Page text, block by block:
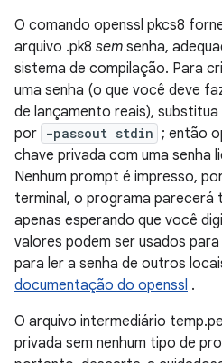
O comando openssl pkcs8
arquivo .pk8 sem senha,
sistema de compilação. Para
uma senha (o que você deve
de lançamento reais),
por -passout stdin ; então
chave privada com uma senha
Nenhum prompt é impresso,
terminal, o programa parecerá
apenas esperando que você
valores podem ser usados
para ler a senha de outros
documentação do openssl .
O arquivo intermediário
privada sem nenhum tipo de